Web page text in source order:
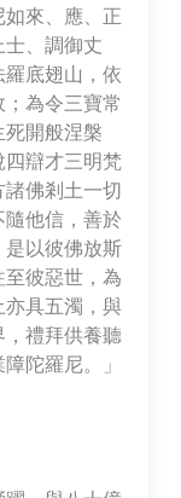
來、應、正
、調御丈
底翅山，依
為令三寶常
開般涅槃
辯才三明梵
佛剎土一切
他信，善於
以彼佛放斯
彼惡世，為
具五濁，與
禮拜供養聽
陀羅尼。」